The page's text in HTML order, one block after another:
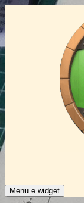
Vai
al
Menu e widget